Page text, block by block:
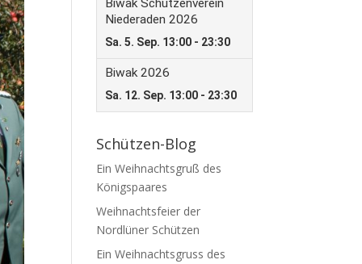
Schützen-Blog
Ein Weihnachtsgruß des
Königspaares
Weihnachtsfeier der
Nordlüner Schützen
Ein Weihnachtsgruss des